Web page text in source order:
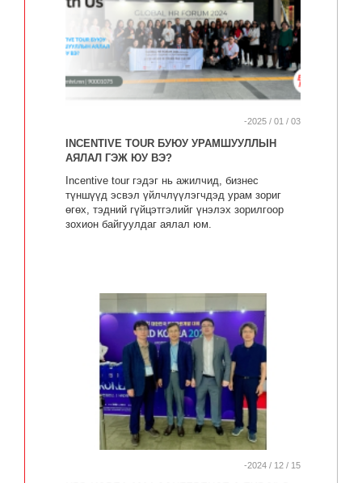
-2025 / 01 / 03
INCENTIVE TOUR БУЮУ УРАМШУУЛЛЫН
АЯЛАЛ ГЭЖ ЮУ ВЭ?
Incentive tour гэдэг нь ажилчид, бизнес
түншүүд эсвэл үйлчлүүлэгчдэд урам зориг
өгөх, тэдний гүйцэтгэлийг үнэлэх зорилгоор
зохион байгуулдаг аялал юм.
-2024 / 12 / 15